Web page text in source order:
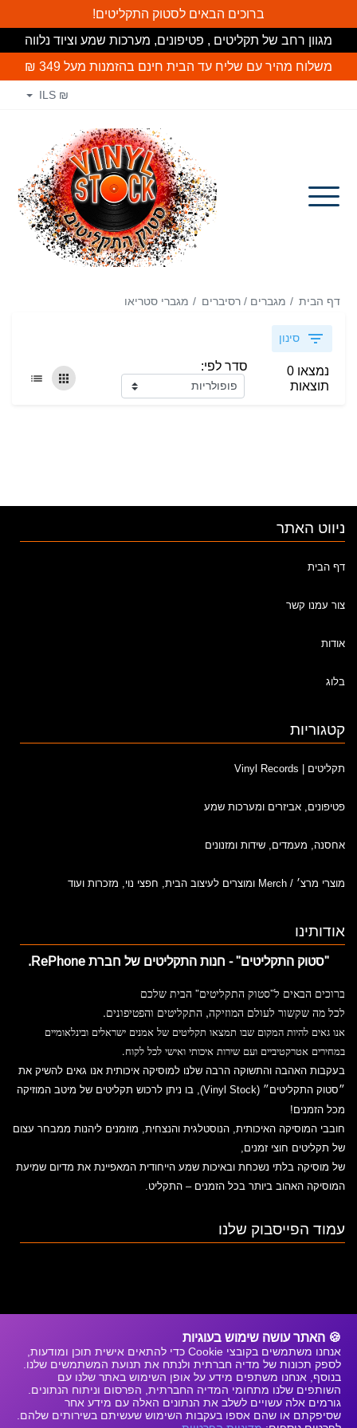
🍪 האתר עושה שימוש בעוגיות
אנחנו משתמשים בקובצי Cookie כדי להתאים אישית תוכן ומודעות,
לספק תכונות של מדיה חברתית ולנתח את תנועת המשתמשים שלנו.
בנוסף, אנחנו משתפים מידע על אופן השימוש באתר שלנו עם
השותפים שלנו מתחומי המדיה החברתית, הפרסום וניתוח הנתונים.
גורמים אלה עשויים לשלב את הנתונים האלה עם מידע אחר
שסיפקתם או שהם אספו בעקבות השימוש שעשיתם בשירותים שלהם.
ברוכים הבאים לסטוק התקליטים!
מגוון רחב של תקליטים , פטיפונים, מערכות שמע וציוד נלווה
משלוח מהיר עם שליח עד הבית חינם בהזמנות מעל 349 ₪
₪ ILS
דף הבית מגברים / רסיברים מגברי סטריאו
סינון
נמצאו 0
תוצאות
סדר לפי:
ניווט האתר
דף הבית
צור עמנו קשר
אודות
בלוג
קטגוריות
תקליטים | Vinyl Records
פטיפונים, אביזרים ומערכות שמע
אחסנה, מעמדים, שידות ומזנונים
מוצרי מרצ׳ / Merch ומוצרים לעיצוב הבית, חפצי נוי, מזכרות ועוד
אודותינו
"סטוק התקליטים" - חנות התקליטים של חברת RePhone.
ברוכים הבאים ל”סטוק התקליטים” הבית שלכם
לכל מה שקשור לעולם המוזיקה, התקליטים והפטיפונים.
אנו גאים להיות המקום שבו תמצאו תקליטים של אמנים ישראלים ובינלאומיים
במחירים אטרקטיביים ועם שירות איכותי ואישי לכל לקוח.
בעקבות האהבה והתשוקה הרבה שלנו למוסיקה איכותית אנו גאים להשיק את
״סטוק התקליטים״ (Vinyl Stock), בו ניתן לרכוש תקליטים של מיטב המוזיקה
מכל הזמנים!
חובבי המוסיקה האיכותית, הנוסטלגית והנצחית, מוזמנים ליהנות ממבחר עצום
של תקליטים חוצי זמנים,
של מוסיקה בלתי נשכחת ובאיכות שמע הייחודית המאפיינת את מדיום שמיעת
המוסיקה האהוב ביותר בכל הזמנים – התקליט.
עמוד הפייסבוק שלנו